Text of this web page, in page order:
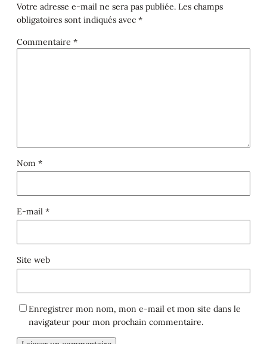
Votre adresse e-mail ne sera pas publiée. Les champs
obligatoires sont indiqués avec *
Commentaire *
Nom *
E-mail *
Site web
Enregistrer mon nom, mon e-mail et mon site dans le
navigateur pour mon prochain commentaire.